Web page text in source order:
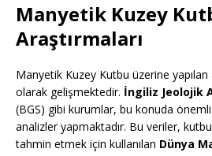
Manyetik Kuzey
Araştırmaları
Manyetik Kuzey Kutbu üzerine
olarak gelişmektedir. İngiliz Jeolojik
(BGS) gibi kurumlar, bu konuda
analizler yapmaktadır. Bu veriler,
tahmin etmek için kullanılan Dünya